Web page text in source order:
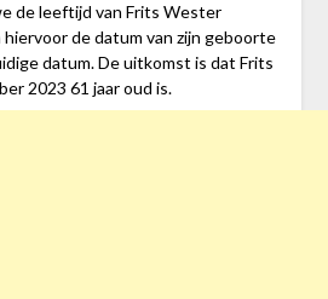
de leeftijd van Frits Wester
de datum van zijn geboorte
datum. De uitkomst is dat Frits
2023 61 jaar oud is.